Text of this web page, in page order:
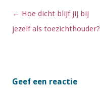
Berichtnavigatie
← Hoe dicht blijf jij bij
jezelf als toezichthouder?
Geef een reactie